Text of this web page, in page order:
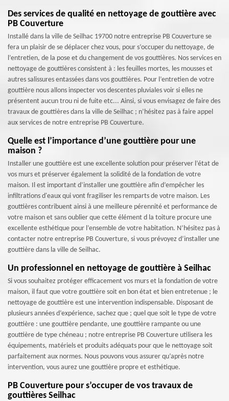
Des services de qualité en nettoyage de gouttière avec
PB Couverture
Installé dans la ville de Seilhac 19700 notre entreprise PB Couverture se
fera un plaisir de se déplacer chez vous, pour s’occuper du nettoyage, de
l’entretien, de la pose et du changement de vos gouttières. Nos services en
nettoyage de gouttières consistent à : les feuilles mortes, les mousses et
autres salissures entassées dans vos gouttières. Pour l’entretien de votre
gouttière nous allons inspecter vos descentes pluviales voir si elles ne
présentent aucun trou ni de fuite etc... Ainsi, si vous envisagez de faire des
travaux de gouttières dans la ville de Seilhac ; n’hésitez pas à faire appel
aux services de notre entreprise PB Couverture.
Quelle est l’importance d’une gouttière pour une
maison ?
Installer une gouttière est une excellente solution pour préserver l’état de
vos murs et préserver également la solidité de la fondation de votre
maison. Il est important d’installer une gouttière afin d’empêcher les
infiltrations d'eaux qui vont fragiliser les remparts de votre maison. Les
gouttières contribuent ainsi à une meilleure pérennité et performance de
votre maison et sans oublier que cette élément d la toiture procure une
excellente esthétique pour l’ensemble de votre habitation. N’hésitez pas à
contacter notre entreprise PB Couverture, si vous prévoyez d’installer une
gouttière dans la ville de Seilhac.
Un professionnel en nettoyage de gouttière à Seilhac
Si vous souhaitez protéger efficacement vos murs et la fondation de votre
maison, il faut que votre gouttière soit en bon état et bien entretenue ; le
nettoyage de gouttière est une intervention indispensable. Disposant de
plusieurs années d’expérience, sachez que ; quel que soit le type de votre
gouttière : une gouttière pendante, une gouttière rampante ou une
gouttière de type chéneau ; notre entreprise PB Couverture utilisera les
équipements, matériels et produits adéquats pour que le nettoyage soit
parfaitement aux normes. Nous pouvons vous assurer qu’après notre
intervention, vous aurez une gouttière propre et esthétique.
PB Couverture pour s’occuper de vos travaux de
gouttières Seilhac